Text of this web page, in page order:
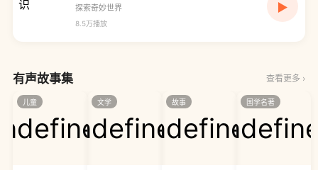
探索奇妙世界
8.5万播放
▶
有声故事集 查看更多 ›
儿童
undefined
文学
undefined
故事 国学名著